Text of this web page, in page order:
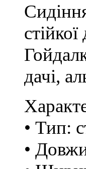
дачі,
• Тип:
•